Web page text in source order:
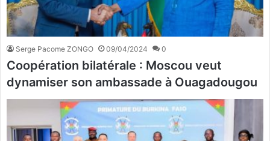
Serge Pacome ZONGO 09/04/2024 0
Coopération bilatérale : Moscou veut
dynamiser son ambassade à Ouagadougou